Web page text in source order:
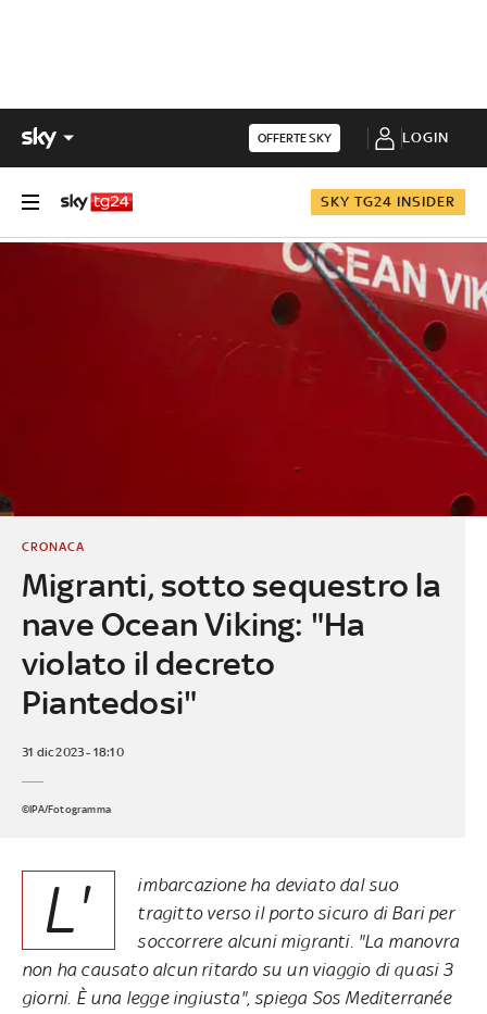
OFFERTE SKY LOGIN
SKY TG24 INSIDER
Migranti, sotto sequestro la
nave Ocean Viking: "Ha
violato il decreto
Piantedosi"
CRONACA
31 dic 2023 - 18:10
©IPA/Fotogramma
L'
imbarcazione ha deviato dal suo
tragitto verso il porto sicuro di Bari per
soccorrere alcuni migranti. "La manovra
non ha causato alcun ritardo su un viaggio di quasi 3
giorni. È una legge ingiusta", spiega Sos Mediterranée